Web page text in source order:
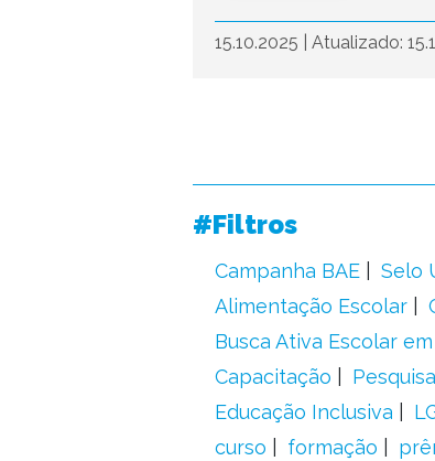
15.10.2025 Atualizado:
#Filtros
Campanha BAE Selo
Alimentação Escolar
Busca Ativa Escolar
Capacitação
Pesquisa
Educação Inclusiva
curso
formação